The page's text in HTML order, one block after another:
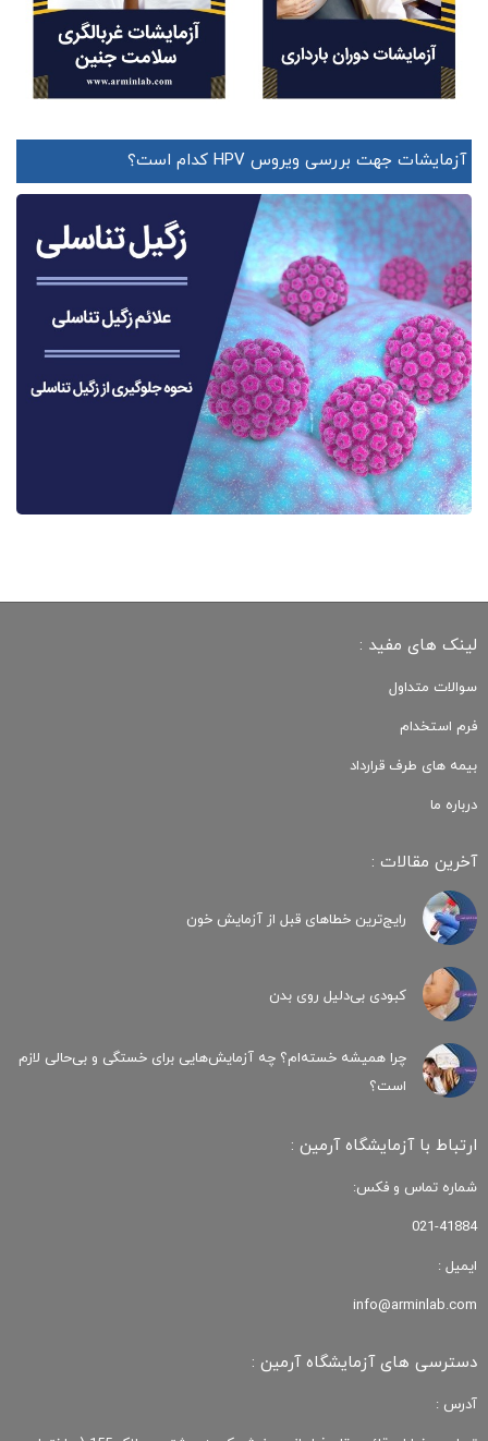
آزمایشات جهت بررسی ویروس HPV کدام است؟
لینک های مفید :
سوالات متداول
فرم استخدام
بیمه های طرف قرارداد
درباره ما
آخرین مقالات :
رایج‌ترین خطاهای قبل از آزمایش خون
کبودی‌ بی‌دلیل روی بدن
چرا همیشه خسته‌ام؟ چه آزمایش‌هایی برای خستگی و بی‌حالی لازم
است؟
ارتباط با آزمایشگاه آرمین :
شماره تماس و فکس:
021-41884
ایمیل :
info@arminlab.com
دسترسی های آزمایشگاه آرمین :
آدرس :